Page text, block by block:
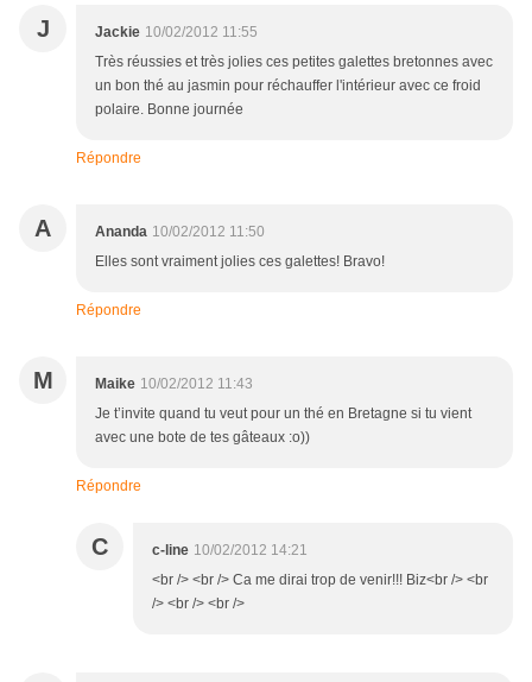
J Jackie 10/02/2012 11:55
Très réussies et très jolies ces petites galettes bretonnes avec
un bon thé au jasmin pour réchauffer l'intérieur avec ce froid
polaire. Bonne journée
Répondre
A Ananda 10/02/2012 11:50
Elles sont vraiment jolies ces galettes! Bravo!
Répondre
M Maike 10/02/2012 11:43
Je t’invite quand tu veut pour un thé en Bretagne si tu vient
avec une bote de tes gâteaux :o))
Répondre
C c-line 10/02/2012 14:21
<br /> <br /> Ca me dirai trop de venir!!! Biz<br /> <br
/> <br /> <br />